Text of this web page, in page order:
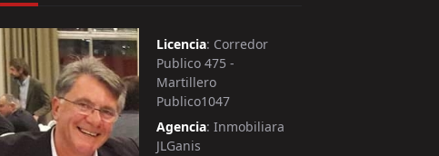
Licencia: Corredor
Publico 475 -
Martillero
Publico1047
Agencia: Inmobiliara
JLGanis